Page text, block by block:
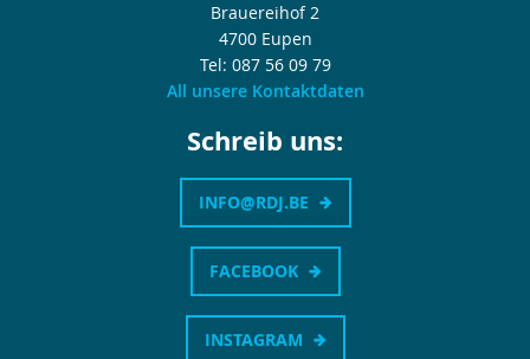
Brauereihof 2
4700 Eupen
Tel: 087 56 09 79
All unsere Kontaktdaten
Schreib uns:
INFO@RDJ.BE
FACEBOOK
INSTAGRAM